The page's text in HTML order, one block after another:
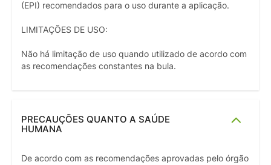
(EPI) recomendados para o uso durante a aplicação.
LIMITAÇÕES DE USO:
Não há limitação de uso quando utilizado de acordo com
as recomendações constantes na bula.
PRECAUÇÕES QUANTO A SAÚDE
HUMANA
De acordo com as recomendações aprovadas pelo órgão